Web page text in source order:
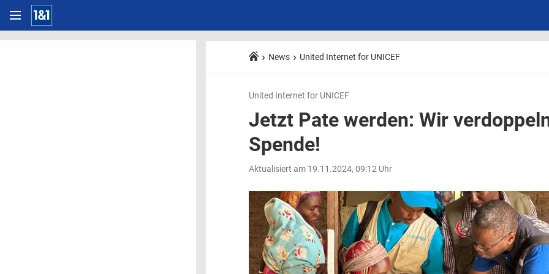
News United Internet for UNICEF
United Internet for UNICEF
Jetzt Pate werden: Wir
Spende!
Aktualisiert am 19.11.2024, 09:12 Uhr